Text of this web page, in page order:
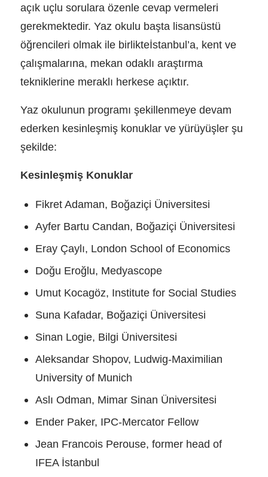
açık uçlu sorulara özenle cevap vermeleri
gerekmektedir. Yaz okulu başta lisansüstü
öğrencileri olmak ile birlikteİstanbul’a, kent ve
çalışmalarına, mekan odaklı araştırma
tekniklerine meraklı herkese açıktır.
Yaz okulunun programı şekillenmeye devam
ederken kesinleşmiş konuklar ve yürüyüşler şu
şekilde:
Kesinleşmiş Konuklar
Fikret Adaman, Boğaziçi Üniversitesi
Ayfer Bartu Candan, Boğaziçi Üniversitesi
Eray Çaylı, London School of Economics
Doğu Eroğlu, Medyascope
Umut Kocagöz, Institute for Social Studies
Suna Kafadar, Boğaziçi Üniversitesi
Sinan Logie, Bilgi Üniversitesi
Aleksandar Shopov, Ludwig-Maximilian
University of Munich
Aslı Odman, Mimar Sinan Üniversitesi
Ender Paker, IPC-Mercator Fellow
Jean Francois Perouse, former head of
IFEA İstanbul